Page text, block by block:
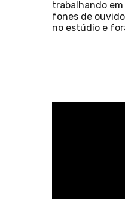
trabalhando
fones de
no estúdio e